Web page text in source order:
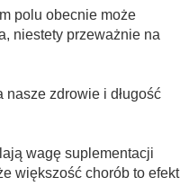
polu obecnie może
niestety przeważnie na
zdrowie i długość
wagę suplementacji
większość chorób to efekt